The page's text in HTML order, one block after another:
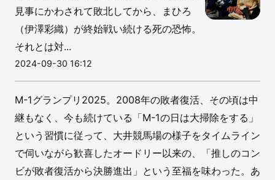
見事にかわされて敗北してから、まひろ
（伊澤彩織）が終始戦い続ける死の恐怖。
それとは対...
2024-09-30 16:12
M-1グランプリ2025。2008年の敗者復活、その頃は中
継もなく、今も続けている「M-1の日は大掃除をする」
という習慣に従って、大井競馬場の様子をタイムライン
で伺いながら歓喜したオードリー以来の、「推しのコン
ビが敗者復活から決勝進出」という至福を味わった。あ